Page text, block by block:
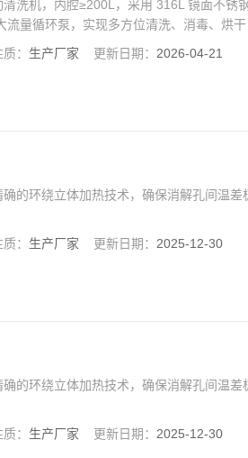
洗机，内腔≥200L，采用 316L 镜面不锈
量循环泵，实现多方位清洗、消毒、烘
： 生产厂家 更新日期： 2026-04-21
的环绕立体加热技术，确保消解孔间温差
： 生产厂家 更新日期： 2025-12-30
的环绕立体加热技术，确保消解孔间温差
： 生产厂家 更新日期： 2025-12-30